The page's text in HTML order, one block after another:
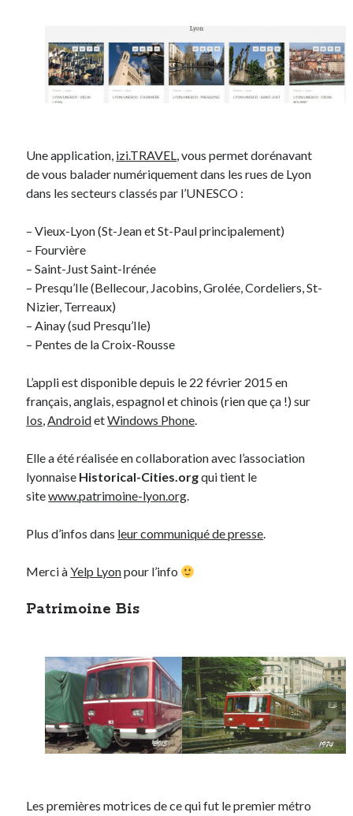
Une application, izi.TRAVEL, vous permet dorénavant
de vous balader numériquement dans les rues de Lyon
dans les secteurs classés par l’UNESCO :
– Vieux-Lyon (St-Jean et St-Paul principalement)
– Fourvière
– Saint-Just Saint-Irénée
– Presqu’Ile (Bellecour, Jacobins, Grolée, Cordeliers, St-
Nizier, Terreaux)
– Ainay (sud Presqu’Ile)
– Pentes de la Croix-Rousse
L’appli est disponible depuis le 22 février 2015 en
français, anglais, espagnol et chinois (rien que ça !) sur
Ios,AndroidetWindows Phone.
Elle a été réalisée en collaboration avec l’association
lyonnaise Historical-Cities.orgqui tient le
sitewww.patrimoine-lyon.org.
Plus d’infos dans leur communiqué de presse.
Merci àYelp Lyonpour l’info
Patrimoine Bis
Les premières motrices de ce qui fut le premier métro